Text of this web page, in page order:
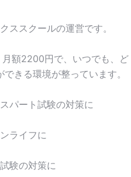
ススクールの運営です。
額2200円で、いつでも、ど
きる環境が整っています。
パート試験の対策に
ライフに
験の対策に